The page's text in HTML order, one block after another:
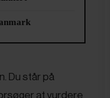
Du står på
at vurdere